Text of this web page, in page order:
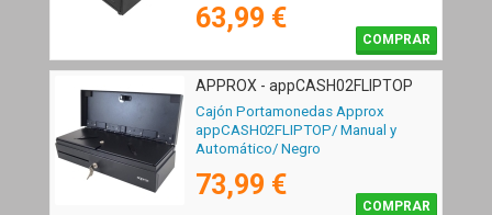
63,99 €
COMPRAR
APPROX - appCASH02FLIPTOP
Cajón Portamonedas Approx
appCASH02FLIPTOP/ Manual y
Automático/ Negro
73,99 €
COMPRAR